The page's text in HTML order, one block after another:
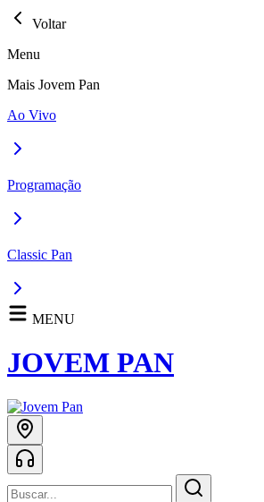
Voltar
Menu
Mais Jovem Pan
Ao Vivo
Programação
Classic Pan
MENU
JOVEM PAN